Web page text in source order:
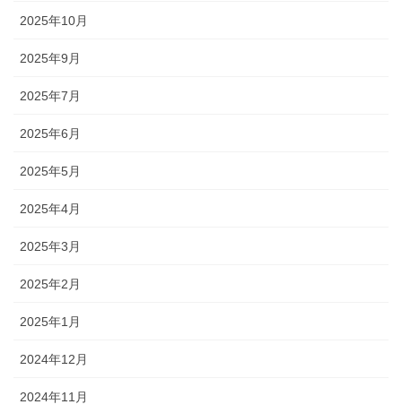
2025年10月
2025年9月
2025年7月
2025年6月
2025年5月
2025年4月
2025年3月
2025年2月
2025年1月
2024年12月
2024年11月